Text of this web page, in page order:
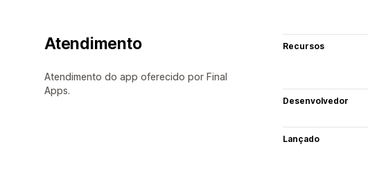
Atendimento
Atendimento do app oferecido por Final
Apps.
Recursos
Desenvolvedor
Lançado